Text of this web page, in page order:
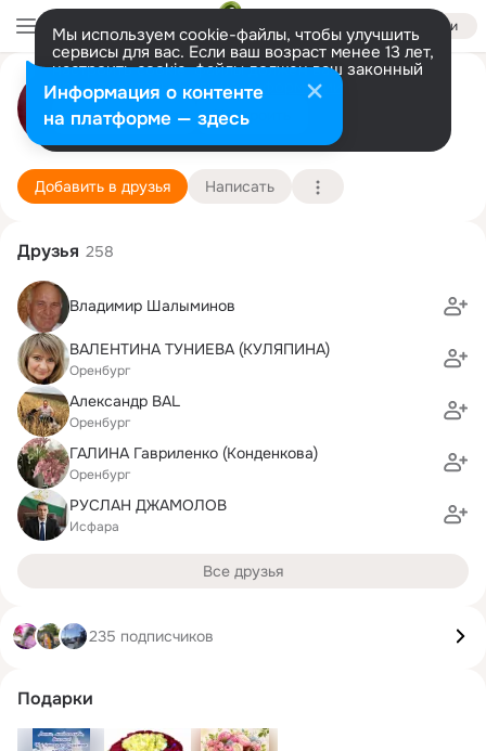
Войти
Мы используем cookie-файлы, чтобы улучшить
сервисы для вас. Если ваш возраст менее 13 лет,
настроить cookie-файлы должен ваш законный
представитель. Больше информации
Разрешить все Настроить
Раиса Калачева
с. Ташла (Ташлинский район)
Подробнее
Добавить в друзья Написать
Друзья 258
Владимир Шалыминов
ВАЛЕНТИНА ТУНИЕВА (КУЛЯПИНА)
Оренбург
Александр BAL
Оренбург
ГАЛИНА Гавриленко (Конденкова)
Оренбург
РУСЛАН ДЖАМОЛОВ
Исфара
Все друзья
235 подписчиков
Подарки
Информация о контенте
на платформе — здесь